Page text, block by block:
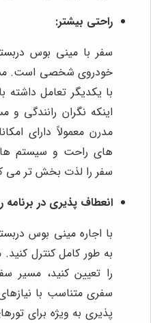
راحتی بیشتر:
سفر با مینی بوس
خودروی شخصی است.
با یکدیگر تعامل داشته
اینکه نگران رانندگی
مدرن معمولاً دارای
های راحت و سیستم
سفر را لذت بخش تر می
انعطاف پذیری در برنامه
با اجاره مینی بوس
به طور کامل کنترل
را تعیین کنید، مسیر
سفری متناسب با
پذیری به ویژه برای